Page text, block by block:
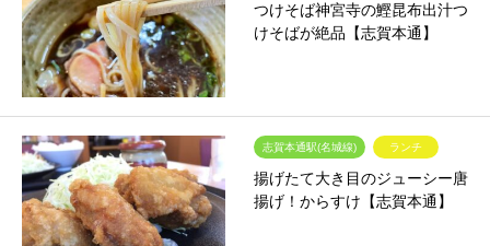
つけそば神宮寺の鰹昆布出汁つ
けそばが絶品【志賀本通】
志賀本通駅(名城線) ランチ
揚げたて大き目のジューシー唐
揚げ！からすけ【志賀本通】